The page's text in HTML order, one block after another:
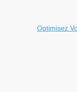
Optimisez